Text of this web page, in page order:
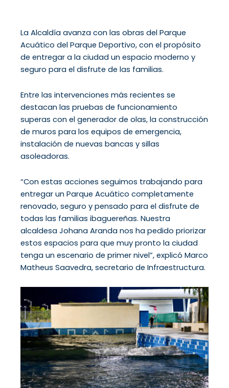
La Alcaldía avanza con las obras del Parque
Acuático del Parque Deportivo, con el propósito
de entregar a la ciudad un espacio moderno y
seguro para el disfrute de las familias.
Entre las intervenciones más recientes se
destacan las pruebas de funcionamiento
superas con el generador de olas, la construcción
de muros para los equipos de emergencia,
instalación de nuevas bancas y sillas
asoleadoras.
“Con estas acciones seguimos trabajando para
entregar un Parque Acuático completamente
renovado, seguro y pensado para el disfrute de
todas las familias ibaguereñas. Nuestra
alcaldesa Johana Aranda nos ha pedido priorizar
estos espacios para que muy pronto la ciudad
tenga un escenario de primer nivel”, explicó Marco
Matheus Saavedra, secretario de Infraestructura.